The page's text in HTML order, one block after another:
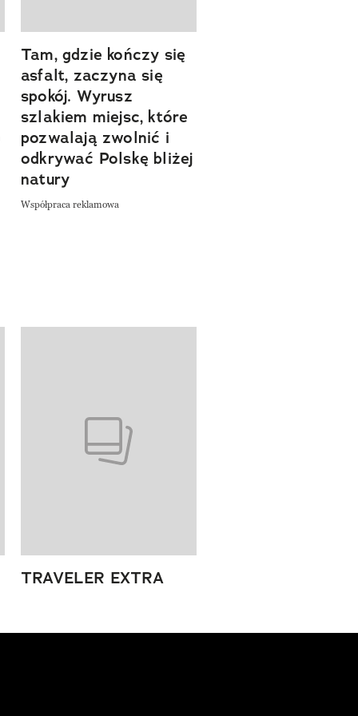
Tam, gdzie kończy się
asfalt, zaczyna się
spokój. Wyrusz
szlakiem miejsc, które
pozwalają zwolnić i
odkrywać Polskę bliżej
natury
Współpraca reklamowa
TRAVELER EXTRA